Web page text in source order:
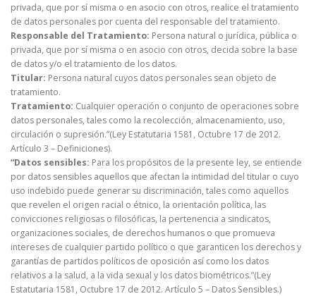
privada, que por sí misma o en asocio con otros, realice el tratamiento
de datos personales por cuenta del responsable del tratamiento.
Responsable del Tratamiento: Persona natural o jurídica, pública o
privada, que por sí misma o en asocio con otros, decida sobre la base
de datos y/o el tratamiento de los datos.
Titular: Persona natural cuyos datos personales sean objeto de
tratamiento.
Tratamiento: Cualquier operación o conjunto de operaciones sobre
datos personales, tales como la recolección, almacenamiento, uso,
circulación o supresión.”(Ley Estatutaria 1581, Octubre 17 de 2012.
Artículo 3 – Definiciones).
“Datos sensibles: Para los propósitos de la presente ley, se entiende
por datos sensibles aquellos que afectan la intimidad del titular o cuyo
uso indebido puede generar su discriminación, tales como aquellos
que revelen el origen racial o étnico, la orientación política, las
convicciones religiosas o filosóficas, la pertenencia a sindicatos,
organizaciones sociales, de derechos humanos o que promueva
intereses de cualquier partido político o que garanticen los derechos y
garantías de partidos políticos de oposición así como los datos
relativos a la salud, a la vida sexual y los datos biométricos.”(Ley
Estatutaria 1581, Octubre 17 de 2012. Artículo 5 – Datos Sensibles.)